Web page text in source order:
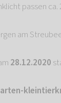
passen ca.
am
28.12.2020